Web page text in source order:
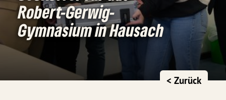
Robert-Gerwig-
Gymnasium in Hausach
< Zurück